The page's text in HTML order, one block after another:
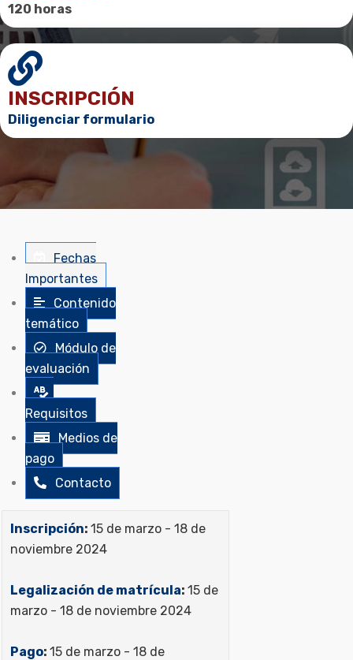
120 horas
INSCRIPCIÓN
Diligenciar formulario
Fechas
Importantes
Contenido
temático
Módulo de
evaluación
Requisitos
Medios de
pago
Contacto
Inscripción: 15 de marzo - 18 de
noviembre 2024
Legalización de matrícula: 15 de
marzo - 18 de noviembre 2024
Pago: 15 de marzo - 18 de